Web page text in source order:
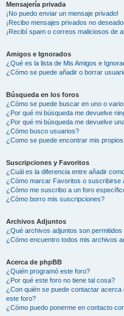
Mensajería privada
¡No puedo enviar un mensaje privado!
¡Recibo mensajes privados no
¡Recibí spam o correos maliciosos de
Amigos e Ignorados
¿Qué es la lista de Mis Amigos e
¿Cómo se puede añadir o borrar
Búsqueda en los foros
¿Cómo se puede buscar en uno o
¿Por qué mi búsqueda me devuelve
¿Por qué mi búsqueda me devuelve
¿Cómo busco usuarios?
¿Como se puede encontrar mis
Suscripciones y Favoritos
¿Cuál es la diferencia entre añadir
¿Cómo marcar Favoritos o suscribirse
¿Cómo me suscribo a un foro
¿Cómo borro mis suscripciones?
Archivos Adjuntos
¿Qué archivos adjuntos son permitidos
¿Cómo encuentro todos mis archivos
Acerca de phpBB
¿Quién programó este foro?
¿Por qué este foro no tiene tal cosa?
¿Con quién se puede contactar
este foro?
¿Cómo puedo ponerme en contacto